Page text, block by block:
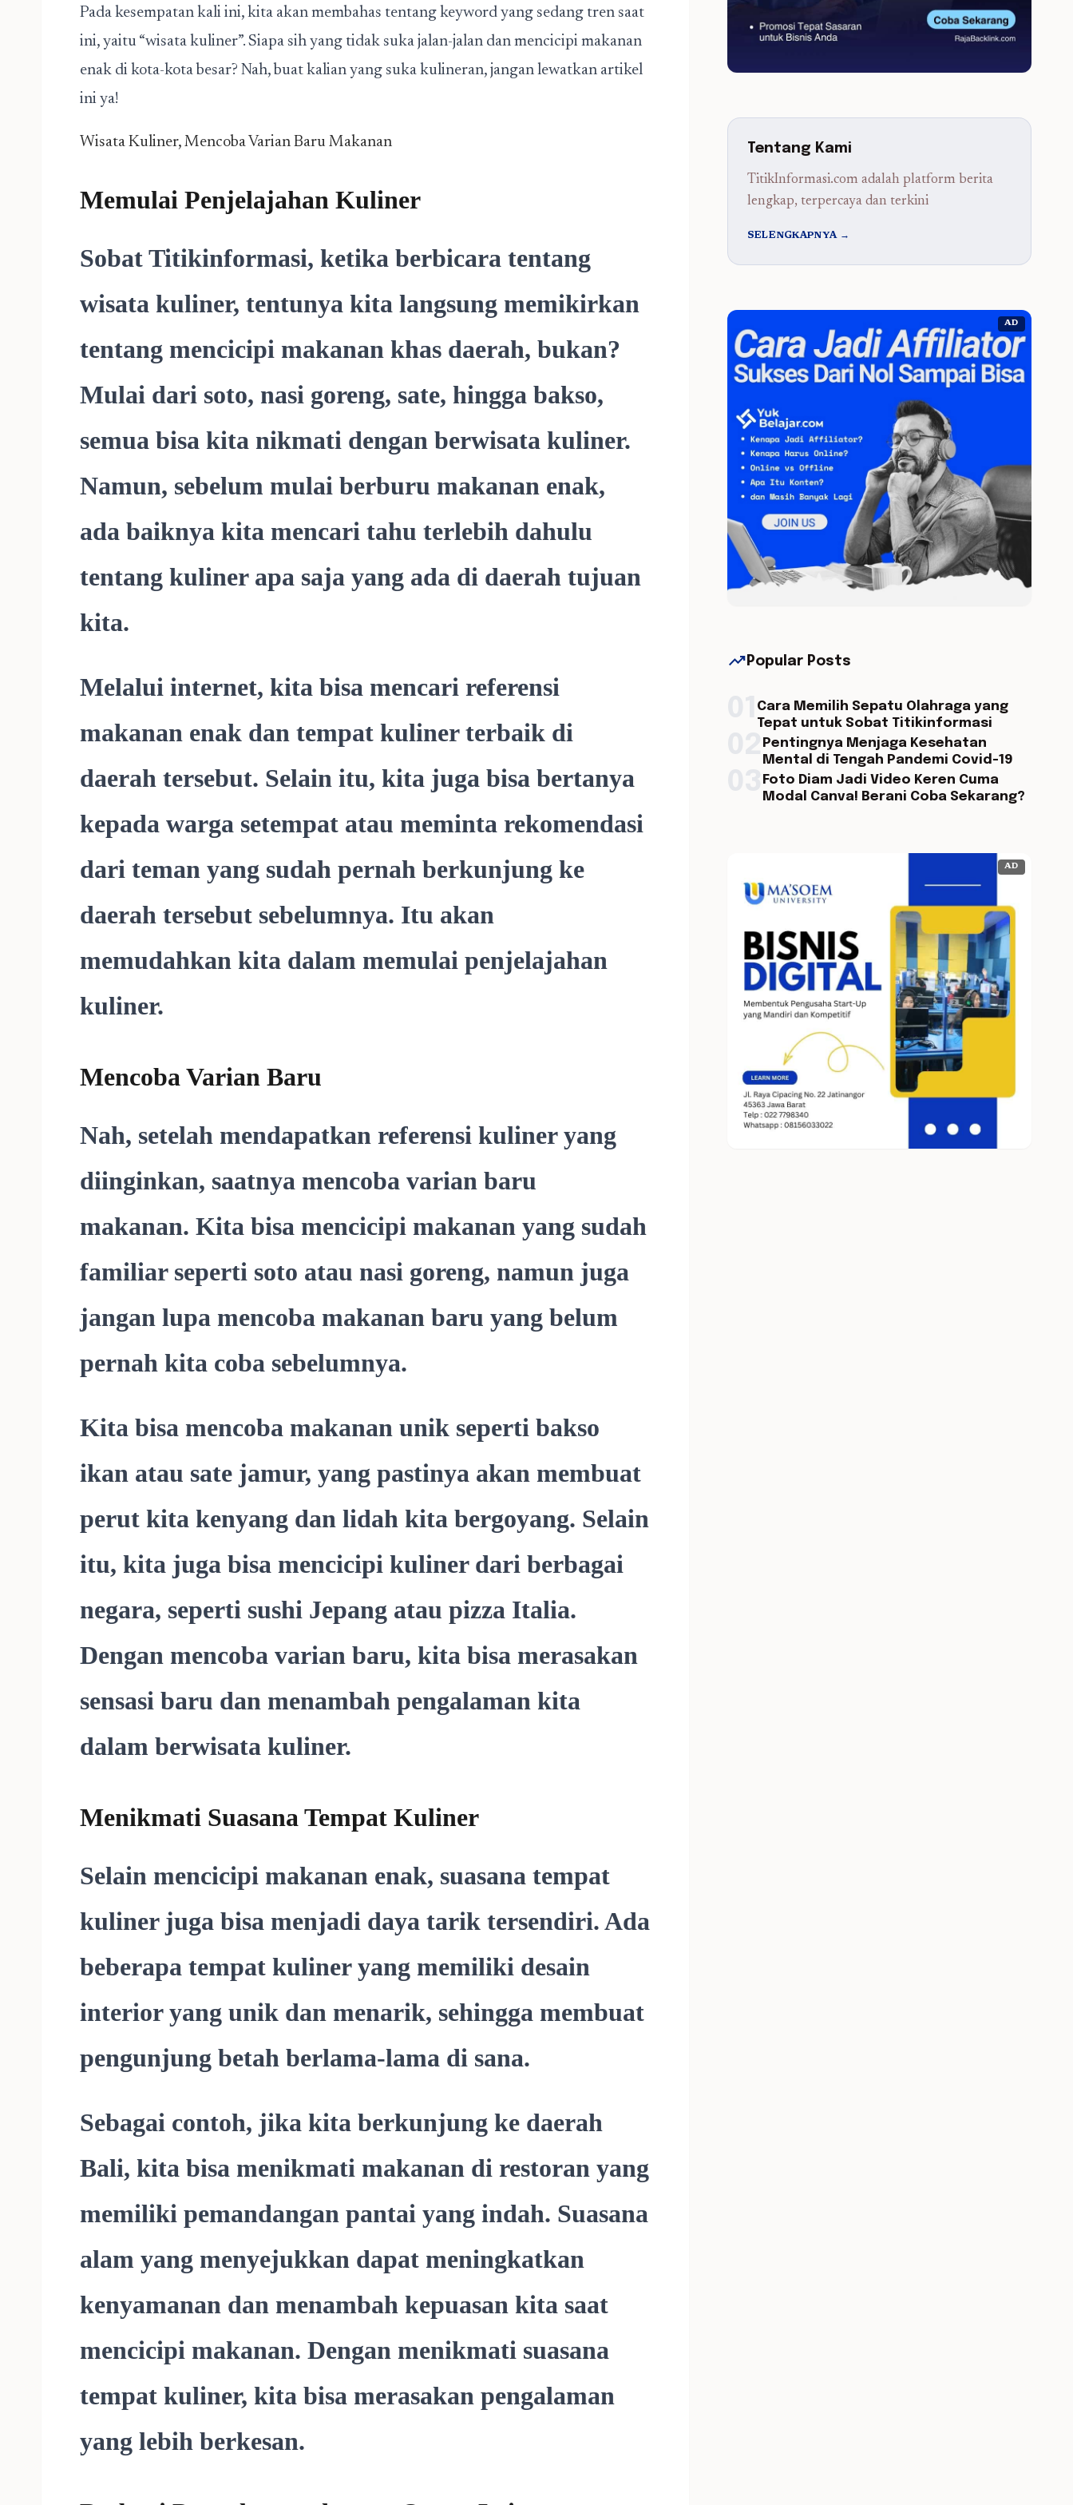
Pada kesempatan kali ini, kita akan membahas tentang keyword yang sedang tren saat
ini, yaitu “wisata kuliner”. Siapa sih yang tidak suka jalan-jalan dan mencicipi makanan
enak di kota-kota besar? Nah, buat kalian yang suka kulineran, jangan lewatkan artikel
ini ya!
Wisata Kuliner, Mencoba Varian Baru Makanan
Memulai Penjelajahan Kuliner
Sobat Titikinformasi, ketika berbicara tentang
wisata kuliner, tentunya kita langsung memikirkan
tentang mencicipi makanan khas daerah, bukan?
Mulai dari soto, nasi goreng, sate, hingga bakso,
semua bisa kita nikmati dengan berwisata kuliner.
Namun, sebelum mulai berburu makanan enak,
ada baiknya kita mencari tahu terlebih dahulu
tentang kuliner apa saja yang ada di daerah tujuan
kita.
Melalui internet, kita bisa mencari referensi
makanan enak dan tempat kuliner terbaik di
daerah tersebut. Selain itu, kita juga bisa bertanya
kepada warga setempat atau meminta rekomendasi
dari teman yang sudah pernah berkunjung ke
daerah tersebut sebelumnya. Itu akan
memudahkan kita dalam memulai penjelajahan
kuliner.
Mencoba Varian Baru
Nah, setelah mendapatkan referensi kuliner yang
diinginkan, saatnya mencoba varian baru
makanan. Kita bisa mencicipi makanan yang sudah
familiar seperti soto atau nasi goreng, namun juga
jangan lupa mencoba makanan baru yang belum
pernah kita coba sebelumnya.
Kita bisa mencoba makanan unik seperti bakso
ikan atau sate jamur, yang pastinya akan membuat
perut kita kenyang dan lidah kita bergoyang. Selain
itu, kita juga bisa mencicipi kuliner dari berbagai
negara, seperti sushi Jepang atau pizza Italia.
Dengan mencoba varian baru, kita bisa merasakan
sensasi baru dan menambah pengalaman kita
dalam berwisata kuliner.
Menikmati Suasana Tempat Kuliner
Selain mencicipi makanan enak, suasana tempat
kuliner juga bisa menjadi daya tarik tersendiri. Ada
beberapa tempat kuliner yang memiliki desain
interior yang unik dan menarik, sehingga membuat
pengunjung betah berlama-lama di sana.
Sebagai contoh, jika kita berkunjung ke daerah
Bali, kita bisa menikmati makanan di restoran yang
memiliki pemandangan pantai yang indah. Suasana
alam yang menyejukkan dapat meningkatkan
kenyamanan dan menambah kepuasan kita saat
mencicipi makanan. Dengan menikmati suasana
tempat kuliner, kita bisa merasakan pengalaman
yang lebih berkesan.
Tentang Kami
TitikInformasi.com adalah platform berita
lengkap, terpercaya dan terkini
SELENGKAPNYA →
AD
trending_up Popular Posts
Cara Memilih Sepatu Olahraga yang
Tepat untuk Sobat Titikinformasi
Pentingnya Menjaga Kesehatan
Mental di Tengah Pandemi Covid-19
Foto Diam Jadi Video Keren Cuma
Modal Canva! Berani Coba Sekarang?
AD